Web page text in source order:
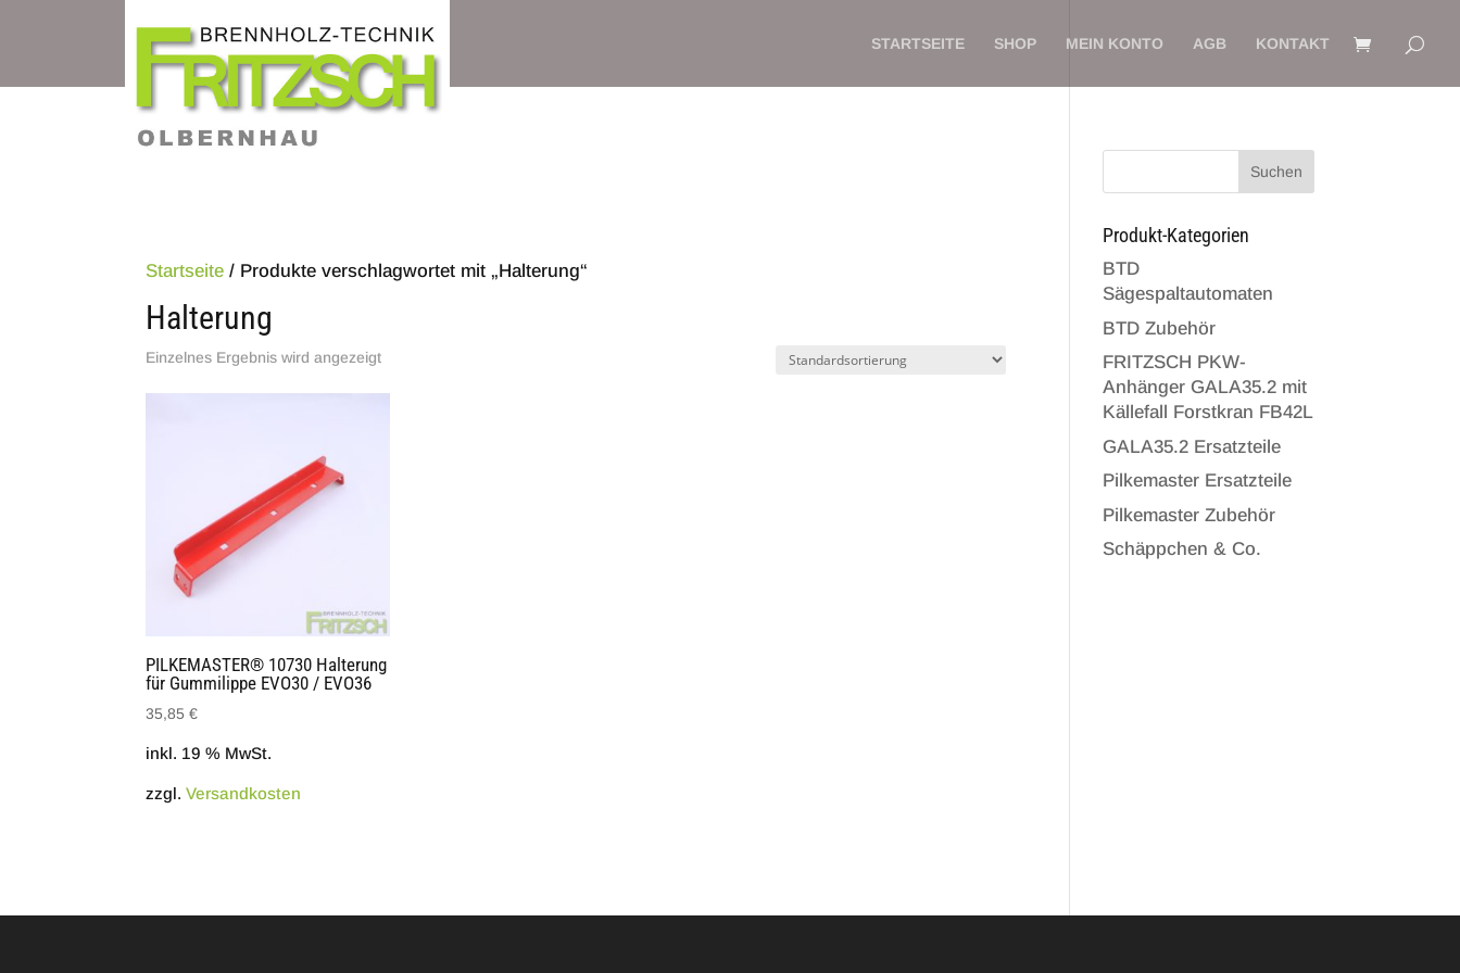
STARTSEITE SHOP MEIN KONTO AGB KONTAKT
Startseite / Produkte verschlagwortet mit „Halterung“
Halterung
Einzelnes Ergebnis wird angezeigt
PILKEMASTER® 10730 Halterung
für Gummilippe EVO30 / EVO36
35,85€
inkl. 19 % MwSt.
zzgl.Versandkosten
Suchen
Produkt-Kategorien
BTD
Sägespaltautomaten
BTD Zubehör
FRITZSCH PKW-
Anhänger GALA35.2 mit
Källefall Forstkran FB42L
GALA35.2 Ersatzteile
Pilkemaster Ersatzteile
Pilkemaster Zubehör
Schäppchen & Co.